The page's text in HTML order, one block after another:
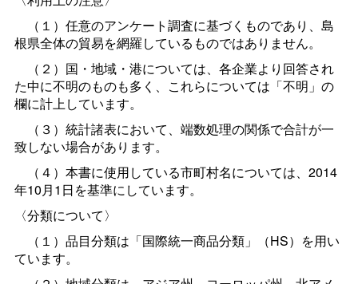
（１）任意のアンケート調査に基づくものであり、島
根県全体の貿易を網羅しているものではありません。
（２）国・地域・港については、各企業より回答され
た中に不明のものも多く、これらについては「不明」の
欄に計上しています。
（３）統計諸表において、端数処理の関係で合計が一
致しない場合があります。
（４）本書に使用している市町村名については、2014
年10月1日を基準にしています。
〈分類について〉
（１）品目分類は「国際統一商品分類」（HS）を用い
ています。